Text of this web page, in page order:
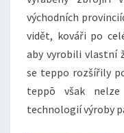
východních
vidět, kováři po
aby vyrobili vlastní
se teppo rozšířily
teppō však
technologií výroby